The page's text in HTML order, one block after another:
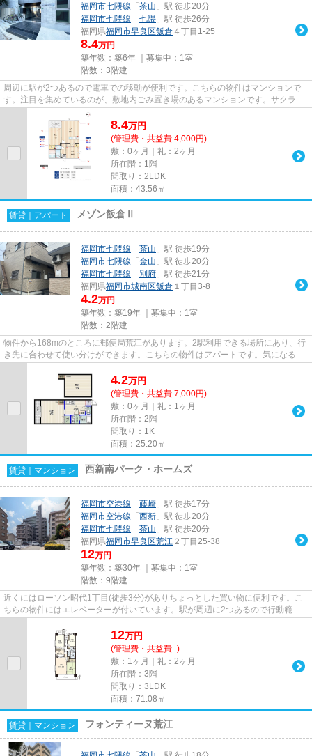
福岡市七隈線 「 茶山 」駅 徒歩20分
福岡市七隈線 「 七隈 」駅 徒歩26分
福岡県福岡市早良区飯倉 ４丁目1-25
8.4万円
築年数：築6年 ｜募集中： 1室
階数：3階建
周辺に駅が2つあるので電車での移動が便利です。こちらの物件はマンションで
す。注目を集めているのが、敷地内ごみ置き場のあるマンションです。サクラテ
ラス飯倉の詳しい情報。ライズ...
8.4万円
(管理費・共益費 4,000円)
敷：0ヶ月｜礼：2ヶ月
所在階：1階
間取り：2LDK
面積：43.56㎡
賃貸｜アパート メゾン飯倉Ⅱ
福岡市七隈線 「 茶山 」駅 徒歩19分
福岡市七隈線 「 金山 」駅 徒歩20分
福岡市七隈線 「 別府 」駅 徒歩21分
福岡県福岡市城南区飯倉 １丁目3-8
4.2万円
築年数：築19年 ｜募集中： 1室
階数：2階建
物件から168mのところに郵便局荒江があります。2駅利用できる場所にあり、行
き先に合わせて使い分けができます。こちらの物件はアパートです。気になるイ
4.2万円
(管理費・共益費 7,000円)
敷：0ヶ月｜礼：1ヶ月
所在階：2階
間取り：1K
面積：25.20㎡
賃貸｜マンション 西新南パーク・ホームズ
福岡市空港線 「 藤崎 」駅 徒歩17分
福岡市空港線 「 西新 」駅 徒歩20分
福岡市七隈線 「 茶山 」駅 徒歩20分
福岡県福岡市早良区荒江 ２丁目25-38
12万円
築年数：築30年 ｜募集中： 1室
階数：9階建
近くにはローソン昭代1丁目(徒歩3分)がありちょっとした買い物に便利です。こ
ちらの物件にはエレベーターが付いています。駅が周辺に2つあるので行動範囲
12万円
(管理費・共益費 -)
敷：1ヶ月｜礼：2ヶ月
所在階：3階
間取り：3LDK
面積：71.08㎡
賃貸｜マンション フォンティーヌ荒江